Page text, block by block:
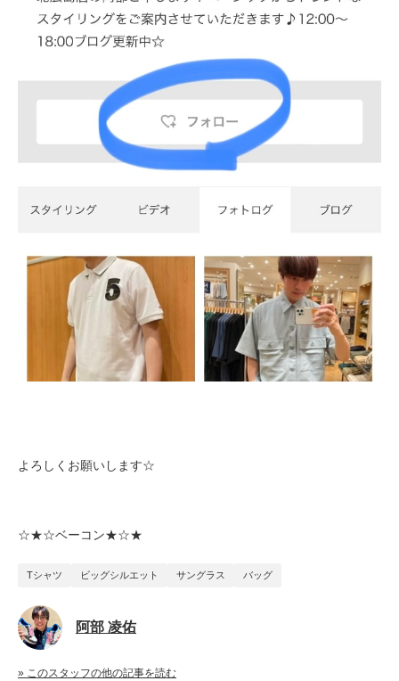
よろしくお願いします☆
☆★☆ベーコン★☆★
Tシャツ ビッグシルエット サングラス バッグ
阿部 凌佑
» このスタッフの他の記事を読む